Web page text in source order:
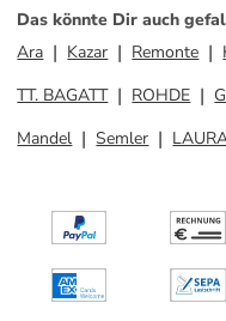
Das könnte Dir auch
Ara
Kazar Remonte
TT. BAGATT
ROHDE
Mandel
Semler